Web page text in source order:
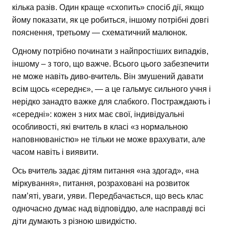
кілька разів. Один краще «схопить» спосіб дії, якщо
йому показати, як це робиться, іншому потрібні довгі
пояснення, третьому — схематичний малюнок.
Одному потрібно починати з найпростіших випадків,
іншому – з того, що важче. Всього цього забезпечити
не може навіть диво-вчитель. Він змушений давати
всім щось «середнє», — а це гальмує сильного учня і
нерідко занадто важке для слабкого. Постраждають і
«середні»: кожен з них має свої, індивідуальні
особливості, які вчитель в класі «з нормальною
наповнюваністю» не тільки не може врахувати, але
часом навіть і виявити.
Ось вчитель задає дітям питання «на здогад», «на
міркування», питання, розраховані на розвиток
пам’яті, уваги, уяви. Передбачається, що весь клас
одночасно думає над відповіддю, але насправді всі
діти думають з різною швидкістю.